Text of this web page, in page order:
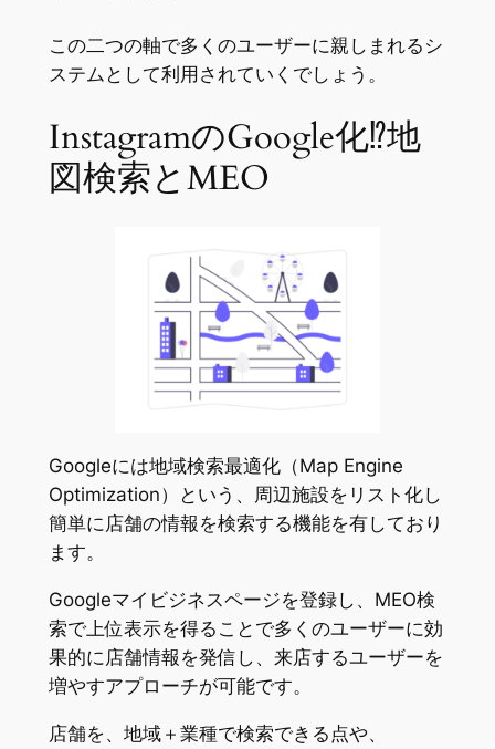
この二つの軸で多くのユーザーに親しまれるシ
ステムとして利用されていくでしょう。
InstagramのGoogle化⁉地
図検索とMEO
Googleには地域検索最適化（Map Engine
Optimization）という、周辺施設をリスト化し
簡単に店舗の情報を検索する機能を有しており
ます。
Googleマイビジネスページを登録し、MEO検
索で上位表示を得ることで多くのユーザーに効
果的に店舗情報を発信し、来店するユーザーを
増やすアプローチが可能です。
店舗を、地域＋業種で検索できる点や、